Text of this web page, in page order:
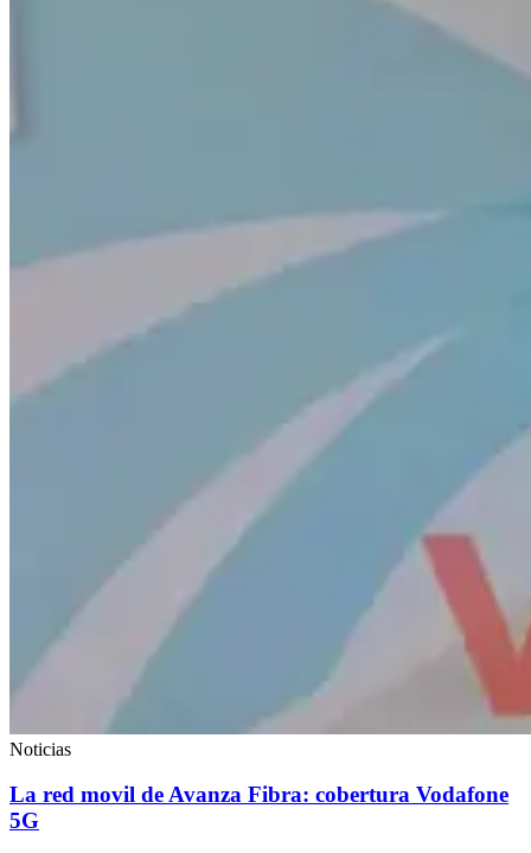
Noticias
La red movil de Avanza Fibra: cobertura Vodafone
5G